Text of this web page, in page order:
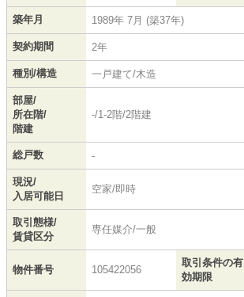
築年月 1989年 7月 (築37年)
契約期間 2年
種別/構造 一戸建て/木造
部屋/
所在階/
階建
-/1-2階/2階建
総戸数 -
現況/
入居可能日
空家/即時
取引態様/
賃貸区分
専任媒介/一般
物件番号 105422056
取引条件の有
効期限